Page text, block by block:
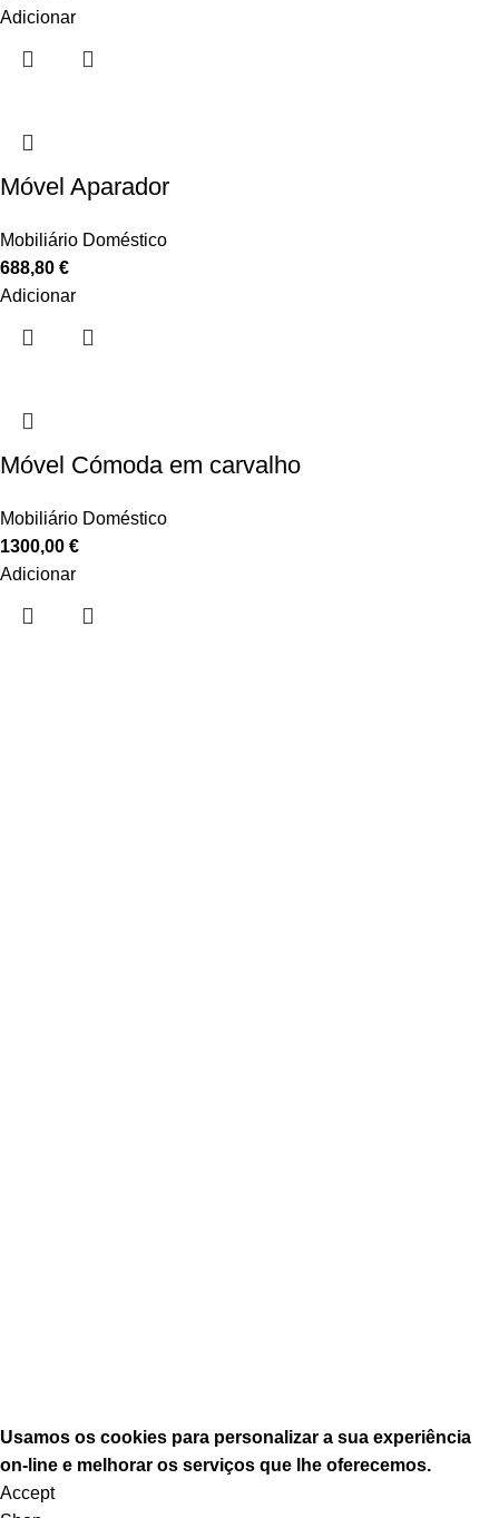
Adicionar
Móvel Aparador
Mobiliário Doméstico
688,80 €
Adicionar
Móvel Cómoda em carvalho
Mobiliário Doméstico
1300,00 €
Adicionar
Usamos os cookies para personal izar a sua experiência
on- line e melhorar os serviços que lhe oferecemos.
Accept